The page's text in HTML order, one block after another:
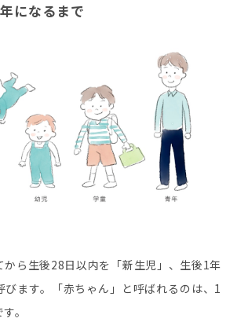
になるまで
から生後28日以内を「新生児」、生後1年
ます。「赤ちゃん」と呼ばれるのは、1
。